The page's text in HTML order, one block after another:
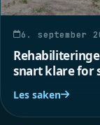
6. september
snart klare for
Les saken